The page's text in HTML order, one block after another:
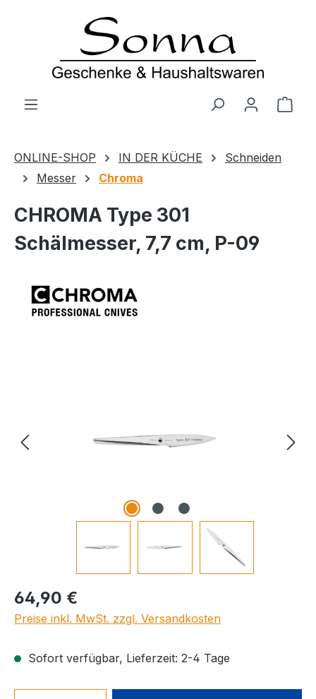
Zum Hauptinhalt springen
ONLINE-SHOP IN DER KÜCHE
Schneiden
Messer
Chroma
CHROMA Type 301
Schälmesser, 7,7 cm, P-09
Regulärer Preis:
64,90 €
Preise inkl. MwSt. zzgl. Versandkosten
Sofort verfügbar, Lieferzeit: 2-4 Tage